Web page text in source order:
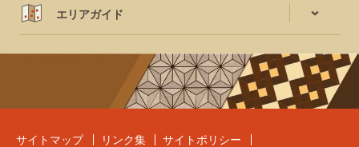
エリアガイド
サイトマップ リンク集
サイトポリシー